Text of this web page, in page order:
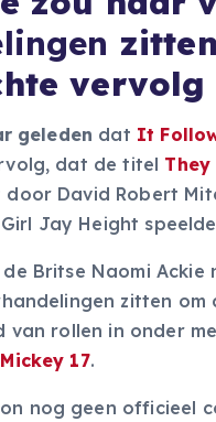
geleden dat It
dat de titel They
David Robert
Jay Height
de Britse Naomi
zitten om
van rollen in onder
Mickey 17.
nog geen officieel